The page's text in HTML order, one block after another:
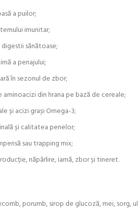
a puilor;
imunitar;
sănătoase;
a penajului;
în sezonul de zbor;
din hrana pe bază de cereale;
și acizi grași Omega-3;
și calitatea penelor;
sau trapping mix;
năpârlire, iarnă, zbor și tineret.
porumb, sirop de glucoză, mei, sorg,